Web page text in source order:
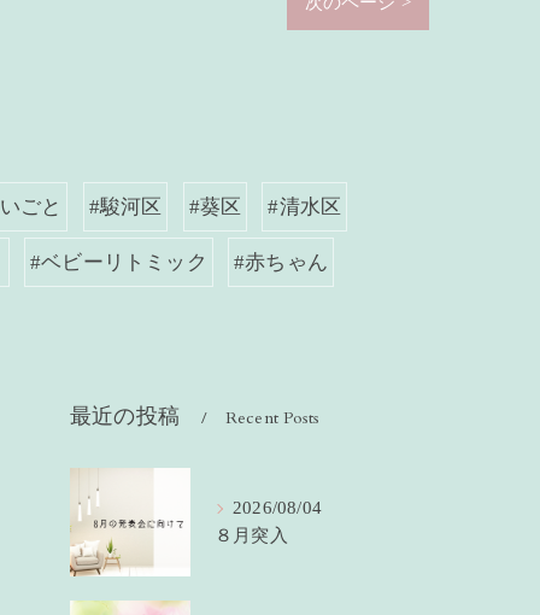
ごと #駿河区 #葵区 #清水区
#ベビーリトミック #赤ちゃん
最近の投稿 Recent Posts
2026/08/04
８月突入